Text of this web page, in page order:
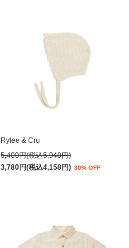
Rylee & Cru
5,400円(税込5,940円)
3,780円(税込4,158円) 30% OFF